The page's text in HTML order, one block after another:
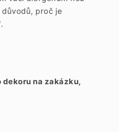
proč je
na zakázku,